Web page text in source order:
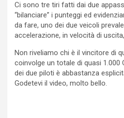
Ci sono tre tiri fatti dai due
“bilanciare” i punteggi ed
da fare, uno dei due veicoli
accelerazione, in velocità di
Non riveliamo chi è il vincitore di
coinvolge un totale di quasi 1.000
dei due piloti è abbastanza
Godetevi il video, molto bello.